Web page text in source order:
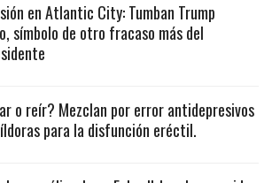
en Atlantic City: Tumban Trump
símbolo de otro fracaso más del
o reír? Mezclan por error antidepresivos
para la disfunción eréctil.